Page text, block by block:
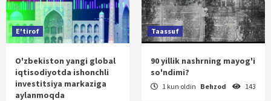
E'tirof
O'zbekiston yangi global
iqtisodiyotda ishonchli
investitsiya markaziga
aylanmoqda
Taassuf
90 yillik nashrning mayog'i
so'ndimi?
1 kun oldin Behzod 143